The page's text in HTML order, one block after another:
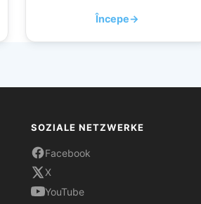
Începe→
SOZIALE NETZWERKE
Facebook
X
YouTube